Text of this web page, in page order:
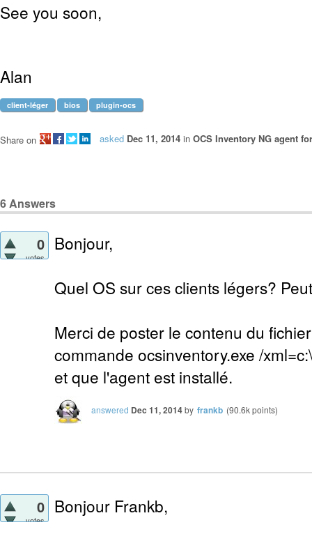
See you soon,
Alan
client-léger bios plugin-ocs
asked Dec 11, 2014 in OCS Inventory NG agent
Share on
6Answers
0
votes
Bonjour,
Quel OS sur ces clients légers?
Merci de poster le contenu du
commande ocsinventory.exe /
et que l'agent est installé.
answered Dec 11, 2014by frankb (90.6kpoints)
0
votes
Bonjour Frankb,